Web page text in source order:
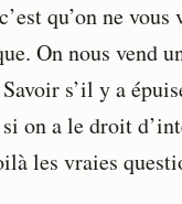
qu’on ne
On nous vend
s’il y a
on a le droit
les vraies